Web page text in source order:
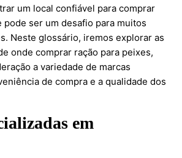
um local confiável para comprar
pode ser um desafio para muitos
Neste glossário, iremos explorar as
onde comprar ração para peixes,
a variedade de marcas
de compra e a qualidade dos
em